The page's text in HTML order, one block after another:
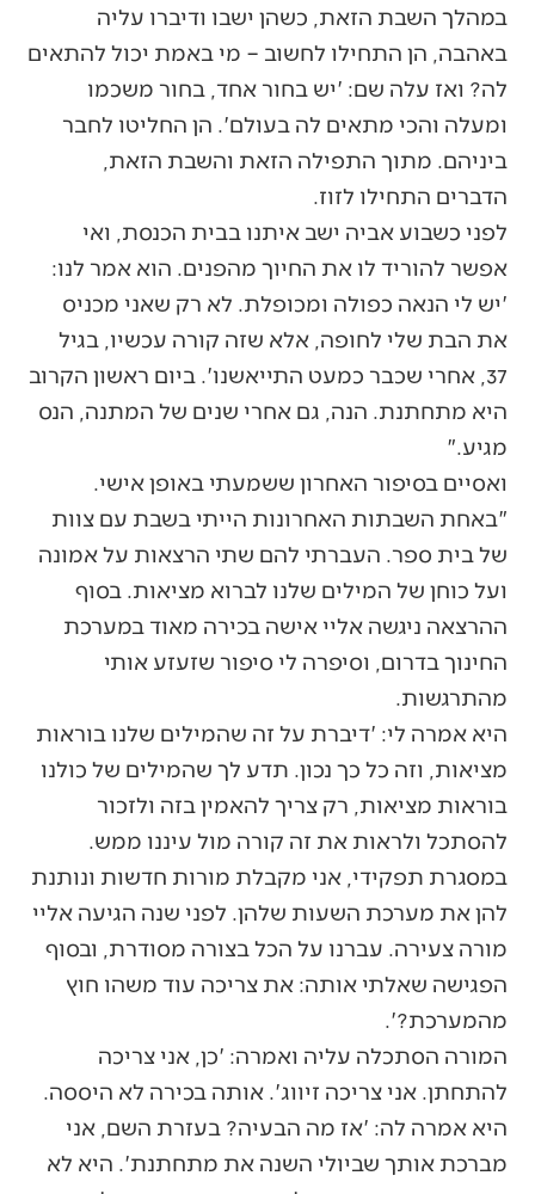
במהלך השבת הזאת, כשהן ישבו ודיברו עליה
באהבה, הן התחילו לחשוב – מי באמת יכול להתאים
לה? ואז עלה שם: 'יש בחור אחד, בחור משכמו
ומעלה והכי מתאים לה בעולם'. הן החליטו לחבר
ביניהם. מתוך התפילה הזאת והשבת הזאת,
הדברים התחילו לזוז.
לפני כשבוע אביה ישב איתנו בבית הכנסת, ואי
אפשר להוריד לו את החיוך מהפנים. הוא אמר לנו:
'יש לי הנאה כפולה ומכופלת. לא רק שאני מכניס
את הבת שלי לחופה, אלא שזה קורה עכשיו, בגיל
37, אחרי שכבר כמעט התייאשנו'. ביום ראשון הקרוב
היא מתחתנת. הנה, גם אחרי שנים של המתנה, הנס
מגיע."
ואסיים בסיפור האחרון ששמעתי באופן אישי.
"באחת השבתות האחרונות הייתי בשבת עם צוות
של בית ספר. העברתי להם שתי הרצאות על אמונה
ועל כוחן של המילים שלנו לברוא מציאות. בסוף
ההרצאה ניגשה אליי אישה בכירה מאוד במערכת
החינוך בדרום, וסיפרה לי סיפור שזעזע אותי
מהתרגשות.
היא אמרה לי: 'דיברת על זה שהמילים שלנו בוראות
מציאות, וזה כל כך נכון. תדע לך שהמילים של כולנו
בוראות מציאות, רק צריך להאמין בזה ולזכור
להסתכל ולראות את זה קורה מול עיננו ממש.
במסגרת תפקידי, אני מקבלת מורות חדשות ונותנת
להן את מערכת השעות שלהן. לפני שנה הגיעה אליי
מורה צעירה. עברנו על הכל בצורה מסודרת, ובסוף
הפגישה שאלתי אותה: את צריכה עוד משהו חוץ
מהמערכת?'.
המורה הסתכלה עליה ואמרה: 'כן, אני צריכה
להתחתן. אני צריכה זיווג'. אותה בכירה לא היססה.
היא אמרה לה: 'אז מה הבעיה? בעזרת השם, אני
מברכת אותך שביולי השנה את מתחתנת'. היא לא